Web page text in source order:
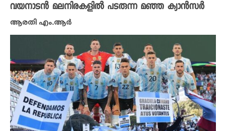
വയനാടൻ മലനിരകളിൽ പടരുന്ന മഞ്ഞ ക്യാൻസർ
ആരതി എം.ആർ